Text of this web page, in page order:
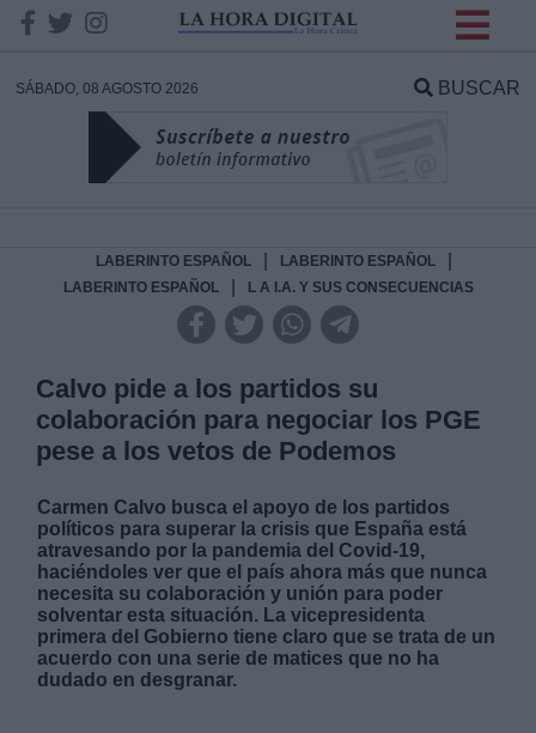
SÁBADO, 08 AGOSTO 2026 BUSCAR
LABERINTO ESPAÑOL LABERINTO ESPAÑOL
LABERINTO ESPAÑOL L A I.A. Y SUS CONSECUENCIAS
Calvo pide a los partidos su
colaboración para negociar los PGE
pese a los vetos de Podemos
Carmen Calvo busca el apoyo de los partidos
políticos para superar la crisis que España está
atravesando por la pandemia del Covid-19,
haciéndoles ver que el país ahora más que nunca
necesita su colaboración y unión para poder
solventar esta situación. La vicepresidenta
primera del Gobierno tiene claro que se trata de un
acuerdo con una serie de matices que no ha
dudado en desgranar.
DATOS
Responsable: